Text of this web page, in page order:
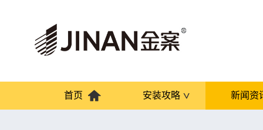
首页 安装攻略 新闻资